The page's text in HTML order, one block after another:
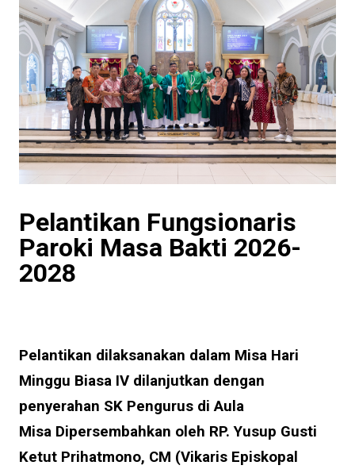
Pelantikan Fungsionaris
Paroki Masa Bakti 2026-
2028
Pelantikan dilaksanakan dalam Misa Hari
Minggu Biasa IV dilanjutkan dengan
penyerahan SK Pengurus di Aula
Misa Dipersembahkan oleh RP. Yusup Gusti
Ketut Prihatmono, CM (Vikaris Episkopal